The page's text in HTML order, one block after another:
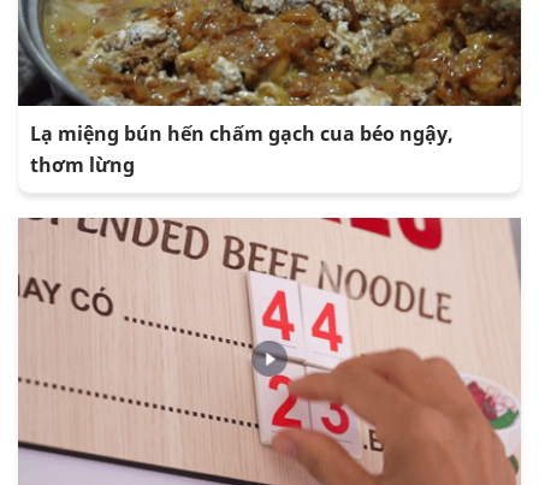
Lạ miệng bún hến chấm gạch cua béo ngậy,
thơm lừng